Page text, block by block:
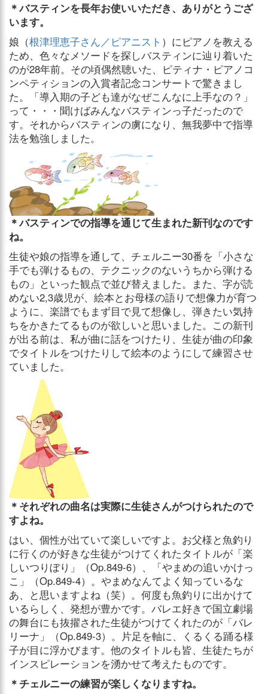
＊バスティンを長年お使いいただき、ありがとうござ
います。
娘（根津理恵子さん／ピアニスト ）にピアノを教える
ため、色々なメソードを探しバスティンに辿り着いた
のが28年前。その頃偶然聴いた、ピティナ・ピアノコ
ンペティションの入賞者記念コンサートで驚きまし
た。「導入期の子ども達がなぜこんなに上手なの？」
って・・・聞けばみんなバスティンっ子だったので
す。それからバスティンの虜になり、無我夢中で指導
法を勉強しました。
＊バスティンでの指導を通じて生まれた新刊なのです
ね。
生徒や娘の指導を通して、チェルニー30番を「小さな
手でも弾けるもの、テクニックのないうちから弾ける
もの」といった観点で並び替えました。また、字が読
めない2,3歳児が、絵本とお母様の語りで想像力が育つ
ように、楽譜でもまず目で見て想像し、弾きたい気持
ちをかきたてるものが欲しいと思いました。この新刊
が出る前は、私が曲に話をつけたり、生徒が曲の印象
でタイトルをつけたりして絵本のようにして練習させ
ていました。
＊それぞれの曲名は実際に生徒さんがつけられたので
すよね。
はい、個性が出ていて楽しいですよ。お父様と魚釣り
に行くのが好きな生徒がつけてくれたタイトルが「楽
しいつりぼり」（Op.849-6）、「やまめの追いかけっ
こ」（Op.849-4）。やまめなんてよく知っているな
あ、と思いますよね（笑）。何度も魚釣りに出かけて
いるらしく、発想が豊かです。バレエ好きで国立劇場
の舞台にも抜擢された生徒がつけてくれたのが「バレ
リーナ」（Op.849-3）。片足を軸に、くるくる踊る様
子が目に浮かびます。他のタイトルも皆、生徒たちが
インスピレーションを湧かせて考えたものです。
＊チェルニーの練習が楽しくなりますね。